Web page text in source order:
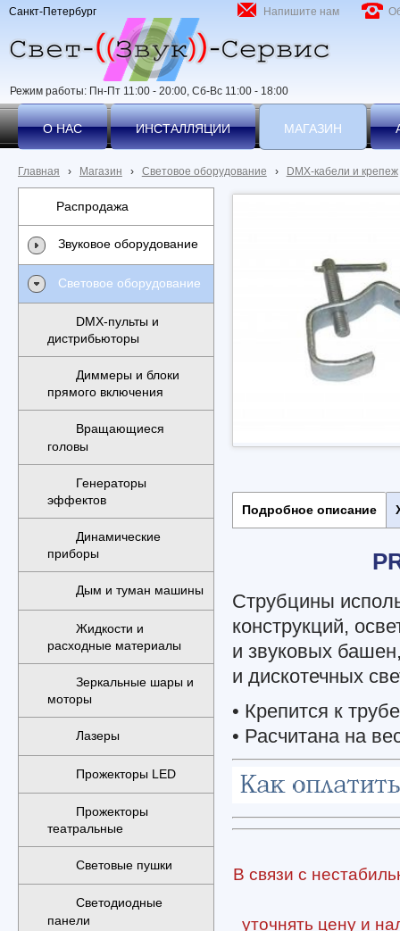
Режим работы: Пн-Пт 11:00 - 20:00, Сб-Вс 11:00 - 18:00
Напишите нам
Санкт-Петербург
О НАС ИНСТАЛЛЯЦИИ МАГАЗИН
Главная › Магазин › Световое оборудование › DMX-кабели и крепеж
Распродажа
Звуковое оборудование
Световое оборудование
DMX-пульты и
дистрибьюторы
Диммеры и блоки
прямого включения
Вращающиеся
головы
Генераторы
эффектов
Динамические
приборы
Дым и туман машины
Жидкости и
расходные материалы
Зеркальные шары и
моторы
Лазеры
Прожекторы LED
Прожекторы
театральные
Световые пушки
Светодиодные
панели
Подробное описание
Струбцины
конструкций,
и звуковых
и дискотечных
• Крепится к
• Расчитана на
В связи с
уточнять цену и